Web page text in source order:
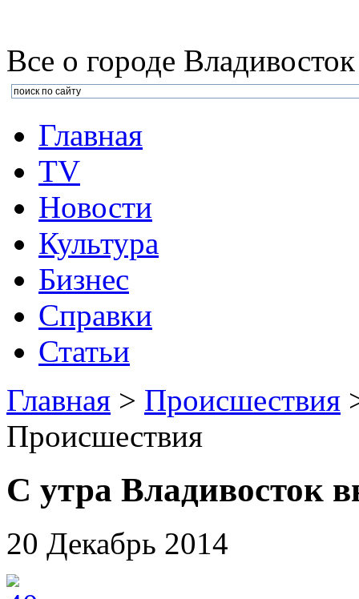
Все о городе Владивосток
Главная
TV
Новости
Культура
Бизнеc
Справки
Статьи
Главная > Происшествия
Происшествия
С утра Владивосток
20 Декабрь 2014